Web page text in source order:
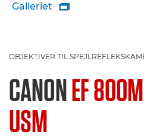
Galleriet 
OBJEKTIVER TIL
CANONEF
USM